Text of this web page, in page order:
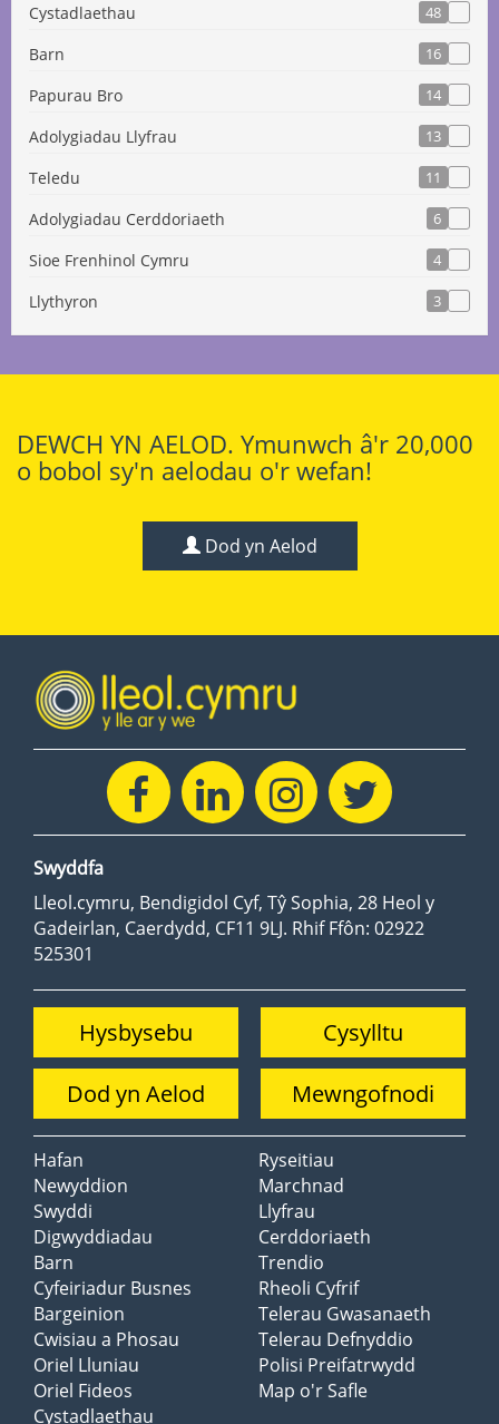
Cystadlaethau 48
Barn 16
Papurau Bro 14
Adolygiadau Llyfrau 13
Teledu 11
Adolygiadau Cerddoriaeth 6
Sioe Frenhinol Cymru 4
Llythyron 3
DEWCH YN AELOD. Ymunwch â'r 20,000
o bobol sy'n aelodau o'r wefan!
Dod yn Aelod
Swyddfa
Lleol.cymru, Bendigidol Cyf, Tŷ Sophia, 28 Heol y
Gadeirlan, Caerdydd, CF11 9LJ. Rhif Ffôn: 02922
525301
Hysbysebu Cysylltu
Dod yn Aelod Mewngofnodi
Hafan
Newyddion
Swyddi
Digwyddiadau
Barn
Cyfeiriadur Busnes
Bargeinion
Cwisiau a Phosau
Oriel Lluniau
Oriel Fideos
Cystadlaethau
Ryseitiau
Marchnad
Llyfrau
Cerddoriaeth
Trendio
Rheoli Cyfrif
Telerau Gwasanaeth
Telerau Defnyddio
Polisi Preifatrwydd
Map o'r Safle